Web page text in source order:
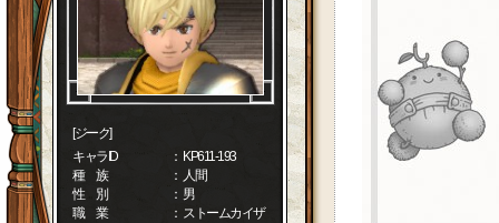
[ジーク]
キャラID
： KP611-193
種 族
： 人間
性 別
： 男
職 業
： ストームカイザ